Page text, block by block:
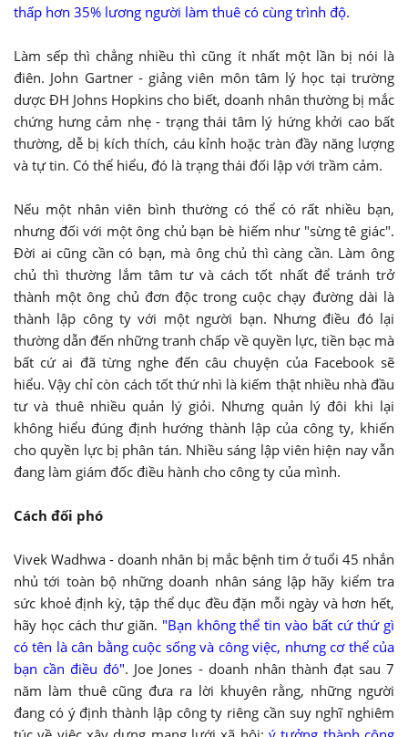
thấp hơn 35% lương người làm thuê có cùng trình độ.
Làm sếp thì chẳng nhiều thì cũng ít nhất một lần bị nói là
điên. John Gartner - giảng viên môn tâm lý học tại trường
dược ĐH Johns Hopkins cho biết, doanh nhân thường bị mắc
chứng hưng cảm nhẹ - trạng thái tâm lý hứng khởi cao bất
thường, dễ bị kích thích, cáu kỉnh hoặc tràn đầy năng lượng
và tự tin. Có thể hiểu, đó là trạng thái đối lập với trầm cảm.
Nếu một nhân viên bình thường có thể có rất nhiều bạn,
nhưng đối với một ông chủ bạn bè hiếm như "sừng tê giác".
Đời ai cũng cần có bạn, mà ông chủ thì càng cần. Làm ông
chủ thì thường lắm tâm tư và cách tốt nhất để tránh trở
thành một ông chủ đơn độc trong cuộc chạy đường dài là
thành lập công ty với một người bạn. Nhưng điều đó lại
thường dẫn đến những tranh chấp về quyền lực, tiền bạc mà
bất cứ ai đã từng nghe đến câu chuyện của Facebook sẽ
hiểu. Vậy chỉ còn cách tốt thứ nhì là kiếm thật nhiều nhà đầu
tư và thuê nhiều quản lý giỏi. Nhưng quản lý đôi khi lại
không hiểu đúng định hướng thành lập của công ty, khiến
cho quyền lực bị phân tán. Nhiều sáng lập viên hiện nay vẫn
đang làm giám đốc điều hành cho công ty của mình.
Cách đối phó
Vivek Wadhwa - doanh nhân bị mắc bệnh tim ở tuổi 45 nhắn
nhủ tới toàn bộ những doanh nhân sáng lập hãy kiểm tra
sức khoẻ định kỳ, tập thể dục đều đặn mỗi ngày và hơn hết,
hãy học cách thư giãn. "Bạn không thể tin vào bất cứ thứ gì
có tên là cân bằng cuộc sống và công việc, nhưng cơ thể của
bạn cần điều đó". Joe Jones - doanh nhân thành đạt sau 7
năm làm thuê cũng đưa ra lời khuyên rằng, những người
đang có ý định thành lập công ty riêng cần suy nghĩ nghiêm